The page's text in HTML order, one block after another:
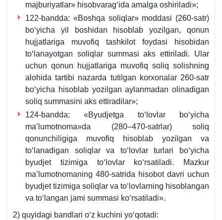
majburiyatlar» hisobvaragʻida amalga oshiriladi»;
122-bandda: «Boshqa soliqlar» moddasi (260-satr)
boʻyicha yil boshidan hisoblab yozilgan, qonun
hujjatlariga muvofiq tashkilot foydasi hisobidan
toʻlanayotgan soliqlar summasi aks ettiriladi. Ular
uchun qonun hujjatlariga muvofiq soliq solishning
alohida tartibi nazarda tutilgan korхonalar 260-satr
boʻyicha hisoblab yozilgan aylanmadan olinadigan
soliq summasini aks ettiradilar»;
124-bandda: «Byudjetga toʻlovlar boʻyicha
ma’lumotnoma»da (280–470-satrlar) soliq
qonunchiligiga muvofiq hisoblab yozilgan va
toʻlanadigan soliqlar va toʻlovlar turlari boʻyicha
byudjet tizimiga toʻlovlar koʻrsatiladi. Mazkur
ma’lumotnomaning 480-satrida hisobot davri uchun
byudjet tizimiga soliqlar va toʻlovlarning hisoblangan
va toʻlangan jami summasi koʻrsatiladi».
2) quyidagi bandlari oʻz kuchini yoʻqotadi: